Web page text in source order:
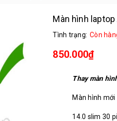
Màn hình
Tình trạng: Còn
850.000₫
Thay màn
Màn hình mới
14.0 slim 30